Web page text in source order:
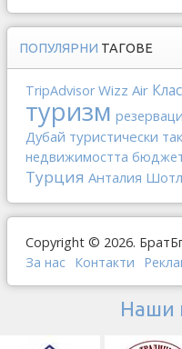
ПОПУЛЯРНИ ТАГОВЕ
TripAdvisor Wizz Air
туризм
Дубай туристически
недвижимостта
Турция Анталия
Copyright © 2026.
За нас Контакти
Наши